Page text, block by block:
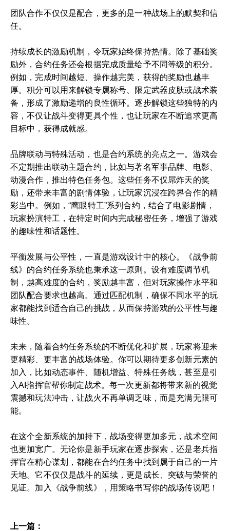
团队合作不仅仅是配合，更多的是一种战场上的默契和信
任。
持续成长的激励机制，令玩家始终保持热情。除了基础奖
励外，合约任务还会根据完成质量给予不同等级的积分。
例如，完成时间越短、操作越完美，获得的奖励也越丰
厚。积分可以用来解锁专属称号、限定武器皮肤或战术装
备，形成了激励递增的良性循环。逐步解锁这些独特的内
容，不仅让战斗变得更具个性，也让玩家在不断追求更高
目标中，获得成就感。
品牌联动与特殊活动，也是合约系统的亮点之一。游戏会
不定期推出联动主题合约，比如与著名军事品牌、电影、
动漫合作，推出特色任务包。这些任务不仅屌炸天的奖
励，还带来丰富的剧情体验，让玩家沉浸在跨界合作的精
彩当中。例如，“鹰眼特工”系列合约，结合了电影剧情，
玩家扮演特工，在特定时间内完成秘密任务，增强了游戏
的趣味性和话题性。
平衡发展与公平性，一直是游戏设计中的核心。《战争前
线》的合约任务系统也秉承这一原则。设有难度调节机
制，越高难度的合约，奖励越丰富，但对玩家操作水平和
团队配合要求也越高。通过匹配机制，确保不同水平的玩
家都能找到适合自己的挑战，从而保持游戏的公平性与趣
味性。
未来，随着合约任务系统的不断优化和扩展，玩家将迎来
更精彩、更丰富的战场体验。你可以期待更多创新元素的
加入，比如动态事件、随机增益、特殊任务线，甚至是引
入AI指挥官帮你制定战术。每一次更新都将带来新的视觉
震撼和玩法冲击，让战火不再单调乏味，而是充满无限可
能。
在这个全新系统的加持下，战场变得更加多元，战术空间
也更加宽广。无论你是新手玩家在逐步探索，还是老兵指
挥官在精心谋划，都能在合约任务中找到属于自己的一片
天地。它不仅仅是战斗的延续，更是成长、突破与荣誉的
见证。加入《战争前线》，用策略书写你的战场传说吧！
上一篇：